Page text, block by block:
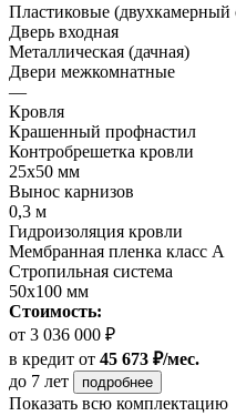
Пластиковые (двухкамерный
Дверь входная
Металлическая (дачная)
Двери межкомнатные
—
Кровля
Крашенный профнастил
Контробрешетка кровли
25х50 мм
Вынос карнизов
0,3 м
Гидроизоляция кровли
Мембранная пленка класс А
Стропильная система
50х100 мм
Стоимость:
от 3 036 000 ₽
в кредит от 45 673 ₽/мес.
до 7 лет
подробнее
Показать всю комплектацию